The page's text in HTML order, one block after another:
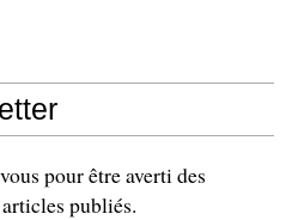
pour être averti des
publiés.